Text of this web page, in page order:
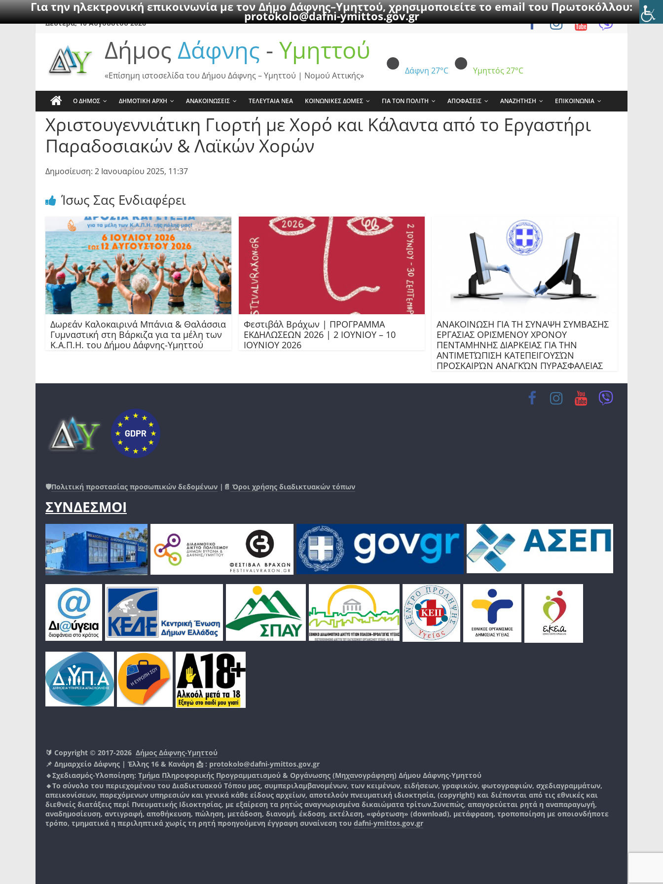
Για την ηλεκτρονική επικοινωνία με τον Δήμο Δάφνης–Υμηττού, χρησιμοποιείτε το email του Πρωτοκόλλου:
protokolo@dafni-ymittos.gov.gr
SkipΔευτέρα, 10 Αυγούστου 2026
Δήμος Δάφνης - Υμηττού
Δάφνη 27°C Υμηττός 27°C
«Επίσημη ιστοσελίδα του Δήμου Δάφνης – Υμηττού | Νομού Αττικής»
Ο ΔΗΜΟΣ ΔΗΜΟΤΙΚΗ ΑΡΧΗ ΑΝΑΚΟΙΝΩΣΕΙΣ ΤΕΛΕΥΤΑΙΑ ΝΕΑ ΚΟΙΝΩΝΙΚΕΣ ΔΟΜΕΣ ΓΙΑ ΤΟΝ ΠΟΛΙΤΗ ΑΠΟΦΑΣΕΙΣ ΑΝΑΖΗΤΗΣΗ ΕΠΙΚΟΙΝΩΝΙΑ
Χριστουγεννιάτικη Γιορτή με Χορό και Κάλαντα από το Εργαστήρι
Παραδοσιακών & Λαϊκών Χορών
Δημοσίευση: 2 Ιανουαρίου 2025, 11:37
Ίσως Σας Ενδιαφέρει
Δωρεάν Καλοκαιρινά Μπάνια & Θαλάσσια
Γυμναστική στη Βάρκιζα για τα μέλη των
Κ.Α.Π.Η. του Δήμου Δάφνης-Υμηττού
Φεστιβάλ Βράχων | ΠΡΟΓΡΑΜΜΑ
ΕΚΔΗΛΩΣΕΩΝ 2026 | 2 ΙΟΥΝΙΟΥ – 10
ΙΟΥΝΙΟΥ 2026
ΑΝΑΚΟΙΝΩΣΗ ΓΙΑ ΤΗ ΣΥΝΑΨΗ ΣΥΜΒΑΣΗΣ
ΕΡΓΑΣΙΑΣ ΟΡΙΣΜΕΝΟΥ ΧΡΟΝΟΥ
ΠΕΝΤΑΜΗΝΗΣ ΔΙΑΡΚΕΙΑΣ ΓΙΑ ΤΗΝ
ΑΝΤΙΜΕΤΏΠΙΣΗ ΚΑΤΕΠΕΙΓΟΥΣΏΝ
ΠΡΟΣΚΑΙΡΏΝ ΑΝΑΓΚΏΝ ΠΥΡΑΣΦΑΛΕΙΑΣ
🛡️Πολιτική προστασίας προσωπικών δεδομένων |📄 Όροι χρήσης διαδικτυακών τόπων
ΣΥΝΔΕΣΜΟΙ
🔰 Copyright © 2017-2026 Δήμος Δάφνης-Υμηττού
📌 Δημαρχείο Δάφνης | Έλλης 16 & Κανάρη 📩 : protokolo@dafni-ymittos.gov.gr
🔹Σχεδιασμός-Υλοποίηση: Τμήμα Πληροφορικής Προγραμματισμού & Οργάνωσης (Μηχανογράφηση) Δήμου Δάφνης-Υμηττού
🔸Το σύνολο του περιεχομένου του Διαδικτυακού Τόπου μας, συμπεριλαμβανομένων, των κειμένων, ειδήσεων, γραφικών, φωτογραφιών, σχεδιαγραμμάτων,
απεικονίσεων, παρεχόμενων υπηρεσιών και γενικά κάθε είδους αρχείων, αποτελούν πνευματική ιδιοκτησία, (copyright) και διέπονται από τις εθνικές και
διεθνείς διατάξεις περί Πνευματικής Ιδιοκτησίας, με εξαίρεση τα ρητώς αναγνωρισμένα δικαιώματα τρίτων.Συνεπώς, απαγορεύεται ρητά η αναπαραγωγή,
αναδημοσίευση, αντιγραφή, αποθήκευση, πώληση, μετάδοση, διανομή, έκδοση, εκτέλεση, «φόρτωση» (download), μετάφραση, τροποποίηση με οποιονδήποτε
τρόπο, τμηματικά η περιληπτικά χωρίς τη ρητή προηγούμενη έγγραφη συναίνεση του dafni-ymittos.gov.gr